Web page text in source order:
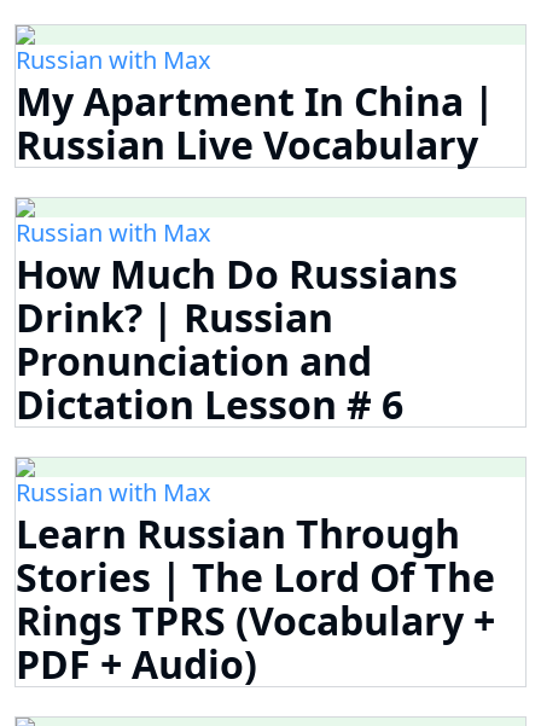
Russian with Max
My Apartment In China |
Russian Live Vocabulary
Russian with Max
How Much Do Russians
Drink? | Russian
Pronunciation and
Dictation Lesson # 6
Russian with Max
Learn Russian Through
Stories | The Lord Of The
Rings TPRS (Vocabulary +
PDF + Audio)